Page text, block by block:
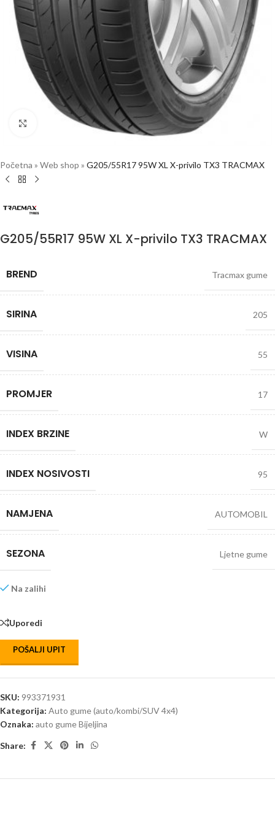
Click to enlarge
Početna » Web shop » G205/55R17 95W XL X-privilo TX3 TRACMAX
G205/55R17 95W XL X-privilo TX3 TRACMAX
BREND Tracmax gume
SIRINA 205
VISINA 55
PROMJER 17
INDEX BRZINE W
INDEX NOSIVOSTI 95
NAMJENA AUTOMOBIL
SEZONA Ljetne gume
Na zalihi
Uporedi
POŠALJI UPIT
SKU: 993371931
Kategorija: Auto gume (auto/kombi/SUV 4x4)
Oznaka: auto gume Bijeljina
Share: